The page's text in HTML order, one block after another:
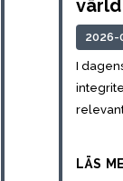
2026-
I
läs